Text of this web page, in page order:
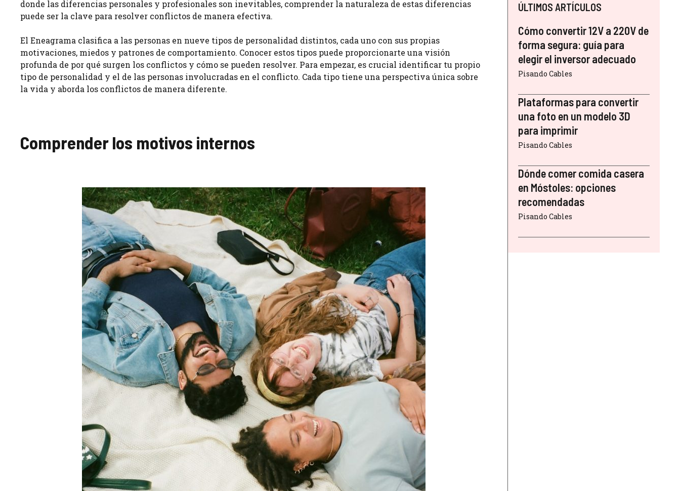
donde las diferencias personales y profesionales son inevitables, comprender la naturaleza de estas diferencias
puede ser la clave para resolver conflictos de manera efectiva.
El Eneagrama clasifica a las personas en nueve tipos de personalidad distintos, cada uno con sus propias
motivaciones, miedos y patrones de comportamiento. Conocer estos tipos puede proporcionarte una visión
profunda de por qué surgen los conflictos y cómo se pueden resolver. Para empezar, es crucial identificar tu propio
tipo de personalidad y el de las personas involucradas en el conflicto. Cada tipo tiene una perspectiva única sobre
la vida y aborda los conflictos de manera diferente.
Comprender los motivos internos
ÚLTIMOS ARTÍCULOS
Cómo convertir 12V a 220V de
forma segura: guía para
elegir el inversor adecuado
Pisando Cables
Plataformas para convertir
una foto en un modelo 3D
para imprimir
Pisando Cables
Dónde comer comida casera
en Móstoles: opciones
recomendadas
Pisando Cables